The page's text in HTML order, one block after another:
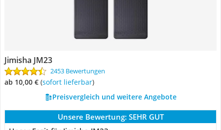
‎Jimisha ‎JM23
2453 Bewertungen
ab 10,00 € ( Sofort lieferbar)
Preisvergleich und weitere Angebote
Unsere Bewertung: SEHR GUT